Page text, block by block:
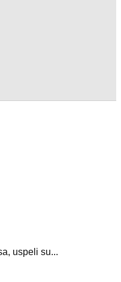
uspeli su...